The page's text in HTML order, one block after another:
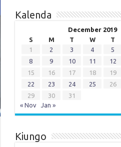
Kalenda
December 2019
S
M T W T
1
2 3 4 5
8
9 10 11 12
15
16 17 18 19
22
23 24 25 26
29
30
31
« Nov
Jan »
Kiungo